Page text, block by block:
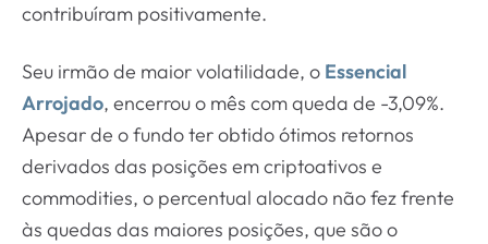
contribuíram positivamente.
Seu irmão de maior volatilidade, o Essencial
Arrojado, encerrou o mês com queda de -3,09%.
Apesar de o fundo ter obtido ótimos retornos
derivados das posições em criptoativos e
commodities, o percentual alocado não fez frente
às quedas das maiores posições, que são o